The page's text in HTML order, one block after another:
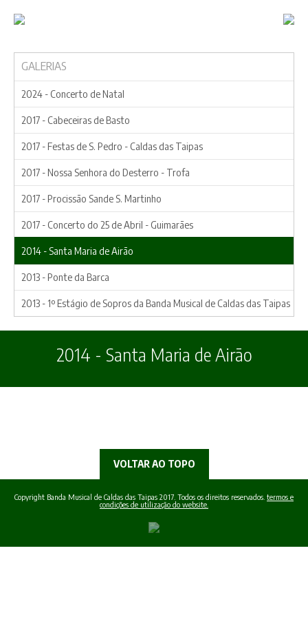
ASSOCIAÇÃO
AGENDA
ACADEMIA DE MÚSICA
CONTACTOS
APOIOS
GALERIAS
2024 - Concerto de Natal
2017 - Cabeceiras de Basto
2017 - Festas de S. Pedro - Caldas das Taipas
2017 - Nossa Senhora do Desterro - Trofa
2017 - Procissão Sande S. Martinho
2017 - Concerto do 25 de Abril - Guimarães
2014 - Santa Maria de Airão
2013 - Ponte da Barca
2013 - 1º Estágio de Sopros da Banda Musical de Caldas das Taipas
2014 - Santa Maria de Airão
VOLTAR AO TOPO
Copyright Banda Musical de Caldas das Taipas 2017. Todos os direitos reservados. termos e
condições de utilização do website.